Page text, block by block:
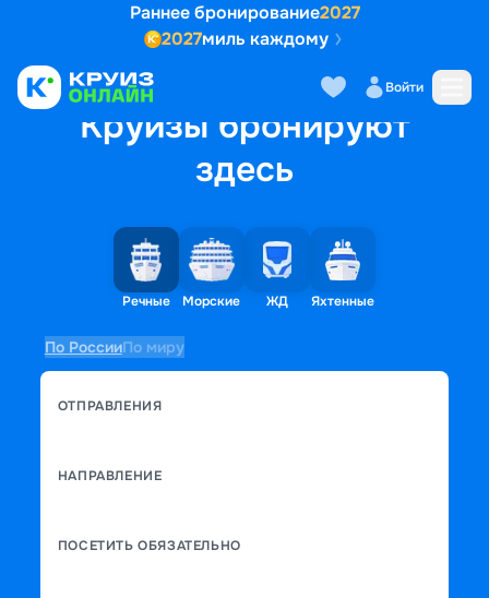
Раннее бронирование2027
2027миль каждому
Войти
Круизы бронируют
здесь
Речные Морские ЖД Яхтенные
По РоссииПо миру
ОТПРАВЛЕНИЯ
НАПРАВЛЕНИЕ
ПОСЕТИТЬ ОБЯЗАТЕЛЬНО